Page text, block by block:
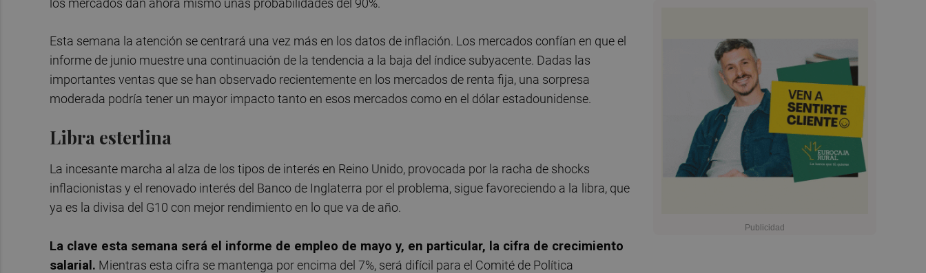
los mercados dan ahora mismo unas probabilidades del 90%.
Esta semana la atención se centrará una vez más en los datos de inflación. Los mercados confían en que el
informe de junio muestre una continuación de la tendencia a la baja del índice subyacente. Dadas las
importantes ventas que se han observado recientemente en los mercados de renta fija, una sorpresa
moderada podría tener un mayor impacto tanto en esos mercados como en el dólar estadounidense.
Libra esterlina
La incesante marcha al alza de los tipos de interés en Reino Unido, provocada por la racha de shocks
inflacionistas y el renovado interés del Banco de Inglaterra por el problema, sigue favoreciendo a la libra, que
ya es la divisa del G10 con mejor rendimiento en lo que va de año.
La clave esta semana será el informe de empleo de mayo y, en particular, la cifra de crecimiento
salarial. Mientras esta cifra se mantenga por encima del 7%, será difícil para el Comité de Política